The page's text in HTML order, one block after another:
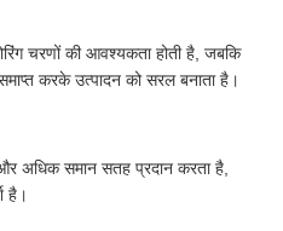
चरणों की आवश्यकता होती है, जबकि
करके उत्पादन को सरल बनाता है।
अधिक समान सतह प्रदान करता है,
है।